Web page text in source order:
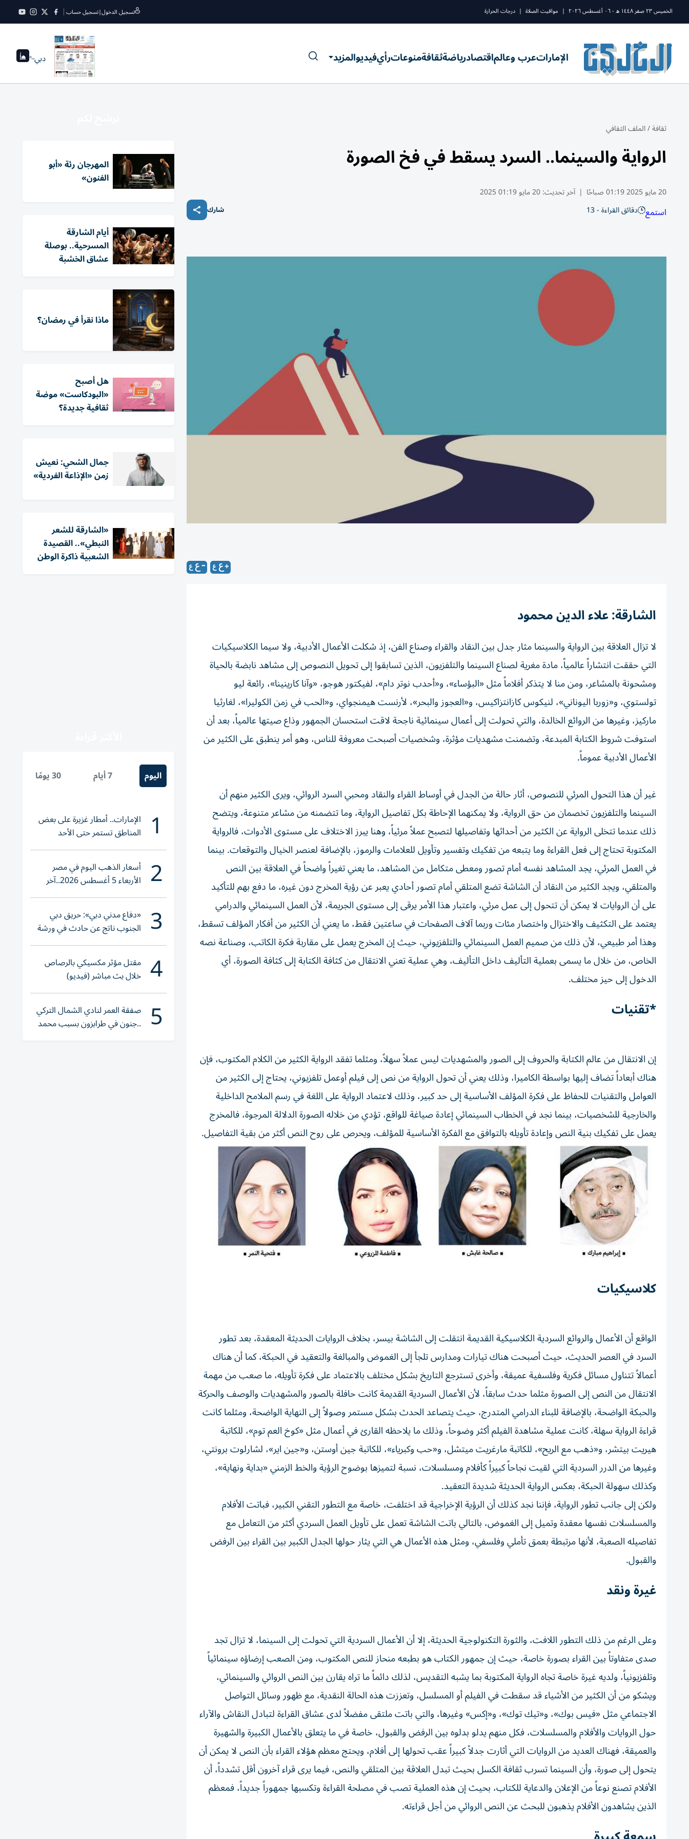
الخميس ٢٣ صفر ١٤٤٨ ه - ٠٦ أغسطس ٢٠٢٦ | مواقيت الصلاة | درجات الحرارة تسجيل الدخول|تسجيل حساب
الإماراتعرب وعالماقتصادرياضةثقافةمنوعاترأيفيديوالمزيد دبي--°
ثقافة/الملف الثقافي
الرواية والسينما.. السرد يسقط في فخ الصورة
20 مايو 2025 01:19 صباحًا | آخر تحديث:20 مايو 01:19 2025
استمع دقائق القراءة - 13 شارك
الشارقة: علاء الدين محمود
لا تزال العلاقة بين الرواية والسينما مثار جدل بين النقاد والقراء وصناع الفن، إذ شكلت الأعمال الأدبية، ولا سيما الكلاسيكيات
التي حققت انتشاراً عالمياً، مادة مغرية لصناع السينما والتلفزيون، الذين تسابقوا إلى تحويل النصوص إلى مشاهد نابضة بالحياة
ومشحونة بالمشاعر، ومن منا لا يتذكر أفلاماً مثل «البؤساء»، و«أحدب نوتر دام»، لفيكتور هوجو، «وآنا كارينينا»، رائعة ليو
تولستوي، و«زوربا اليوناني»، لنيكوس كازانتزاكيس، و«العجوز والبحر»، لأرنست هيمنجواي، و«الحب في زمن الكوليرا»، لغارثيا
ماركيز، وغيرها من الروائع الخالدة، والتي تحولت إلى أعمال سينمائية ناجحة لاقت استحسان الجمهور وذاع صيتها عالمياً، بعد أن
استوفت شروط الكتابة المبدعة، وتضمنت مشهديات مؤثرة، وشخصيات أصبحت معروفة للناس، وهو أمر ينطبق على الكثير من
الأعمال الأدبية عموماً.
غير أن هذا التحول المرئي للنصوص، أثار حالة من الجدل في أوساط القراء والنقاد ومحبي السرد الروائي، ويرى الكثير منهم أن
السينما والتلفزيون تخصمان من حق الرواية، ولا يمكنهما الإحاطة بكل تفاصيل الرواية، وما تتضمنه من مشاعر متنوعة، ويتضح
ذلك عندما تتخلى الرواية عن الكثير من أحداثها وتفاصيلها لتصبح عملاً مرئياً، وهنا يبرز الاختلاف على مستوى الأدوات، فالرواية
المكتوبة تحتاج إلى فعل القراءة وما يتبعه من تفكيك وتفسير وتأويل للعلامات والرموز، بالإضافة لعنصر الخيال والتوقعات. بينما
في العمل المرئي، يجد المشاهد نفسه أمام تصور ومعطى متكامل من المشاهد، ما يعني تغيراً واضحاً في العلاقة بين النص
والمتلقي، ويجد الكثير من النقاد أن الشاشة تضع المتلقي أمام تصور أحادي يعبر عن رؤية المخرج دون غيره، ما دفع بهم للتأكيد
على أن الروايات لا يمكن أن تتحول إلى عمل مرئي، واعتبار هذا الأمر يرقى إلى مستوى الجريمة، لأن العمل السينمائي والدرامي
يعتمد على التكثيف والاختزال واختصار مئات وربما آلاف الصفحات في ساعتين فقط، ما يعني أن الكثير من أفكار المؤلف تسقط،
وهذا أمر طبيعي، لأن ذلك من صميم العمل السينمائي والتلفزيوني، حيث إن المخرج يعمل على مقاربة فكرة الكاتب، وصناعة نصه
الخاص، من خلال ما يسمى بعملية التأليف داخل التأليف، وهي عملية تعني الانتقال من كثافة الكتابة إلى كثافة الصورة، أي
الدخول إلى حيز مختلف.
*تقنيات
إن الانتقال من عالم الكتابة والحروف إلى الصور والمشهديات ليس عملاً سهلاً، ومثلما تفقد الرواية الكثير من الكلام المكتوب، فإن
هناك أبعاداً تضاف إليها بواسطة الكاميرا، وذلك يعني أن تحول الرواية من نص إلى فيلم أوعمل تلفزيوني، يحتاج إلى الكثير من
العوامل والتقنيات للحفاظ على فكرة المؤلف الأساسية إلى حد كبير، وذلك لاعتماد الرواية على اللغة في رسم الملامح الداخلية
والخارجية للشخصيات، بينما نجد في الخطاب السينمائي إعادة صياغة للواقع، تؤدي من خلاله الصورة الدلالة المرجوة، فالمخرج
يعمل على تفكيك بنية النص وإعادة تأويله بالتوافق مع الفكرة الأساسية للمؤلف، ويحرص على روح النص أكثر من بقية التفاصيل.
كلاسيكيات
الواقع أن الأعمال والروائع السردية الكلاسيكية القديمة انتقلت إلى الشاشة بيسر، بخلاف الروايات الحديثة المعقدة، بعد تطور
السرد في العصر الحديث، حيث أصبحت هناك تيارات ومدارس تلجأ إلى الغموض والمبالغة والتعقيد في الحبكة، كما أن هناك
أعمالاً تتناول مسائل فكرية وفلسفية عميقة، وأخرى تسترجع التاريخ بشكل مختلف بالاعتماد على فكرة تأويله، ما صعب من مهمة
الانتقال من النص إلى الصورة مثلما حدث سابقاً، لأن الأعمال السردية القديمة كانت حافلة بالصور والمشهديات والوصف والحركة
والحبكة الواضحة، بالإضافة للبناء الدرامي المتدرج، حيث يتصاعد الحدث بشكل مستمر وصولاً إلى النهاية الواضحة، ومثلما كانت
قراءة الرواية سهلة، كانت عملية مشاهدة الفيلم أكثر وضوحاً، وذلك ما يلاحظه القارئ في أعمال مثل «كوخ العم توم»، للكاتبة
هيريت بيتشر، و«ذهب مع الريح»، للكاتبة مارغريت ميتشل، و«حب وكبرياء»، للكاتبة جين أوستن، و«جين اير»، لشارلوت برونتي،
وغيرها من الدرر السردية التي لقيت نجاحاً كبيراً كأفلام ومسلسلات، نسبة لتميزها بوضوح الرؤية والخط الزمني «بداية ونهاية»،
وكذلك سهولة الحبكة، بعكس الرواية الحديثة شديدة التعقيد.
ولكن إلى جانب تطور الرواية، فإننا نجد كذلك أن الرؤية الإخراجية قد اختلفت، خاصة مع التطور التقني الكبير، فباتت الأفلام
والمسلسلات نفسها معقدة وتميل إلى الغموض، بالتالي باتت الشاشة تعمل على تأويل العمل السردي أكثر من التعامل مع
تفاصيله الصعبة، لأنها مرتبطة بعمق تأملي وفلسفي، ومثل هذه الأعمال هي التي يثار حولها الجدل الكبير بين القراء بين الرفض
والقبول.
غيرة ونقد
وعلى الرغم من ذلك التطور اللافت، والثورة التكنولوجية الحديثة، إلا أن الأعمال السردية التي تحولت إلى السينما، لا تزال تجد
صدى متفاوتاً بين القراء بصورة خاصة، حيث إن جمهور الكتاب هو بطبعه منحاز للنص المكتوب، ومن الصعب إرضاؤه سينمائياً
وتلفزيونياً، ولديه غيرة خاصة تجاه الرواية المكتوبة بما يشبه التقديس، لذلك دائماً ما تراه يقارن بين النص الروائي والسينمائي،
ويشكو من أن الكثير من الأشياء قد سقطت في الفيلم أو المسلسل، وتعززت هذه الحالة النقدية، مع ظهور وسائل التواصل
الاجتماعي مثل «فيس بوك»، و«تيك توك»، و«إكس» وغيرها، والتي باتت ملتقى مفضلاً لدى عشاق القراءة لتبادل النقاش والآراء
حول الروايات والأفلام والمسلسلات، فكل منهم يدلو بدلوه بين الرفض والقبول، خاصة في ما يتعلق بالأعمال الكبيرة والشهيرة
والعميقة، فهناك العديد من الروايات التي أثارت جدلاً كبيراً عقب تحولها إلى أفلام، ويحتج معظم هؤلاء القراء بأن النص لا يمكن أن
يتحول إلى صورة، وأن السينما تسرب ثقافة الكسل بحيث تبدل العلاقة بين المتلقي والنص، فيما يرى قراء آخرون أقل تشدداً، أن
الأفلام تصنع نوعاً من الإعلان والدعاية للكتاب، بحيث إن هذه العملية تصب في مصلحة القراءة وتكسبها جمهوراً جديداً، فمعظم
الذين يشاهدون الأفلام يذهبون للبحث عن النص الروائي من أجل قراءته.
المهرجان رئة «أبو
الفنون»
أيام الشارقة
المسرحية.. بوصلة
عشاق الخشبة
ماذا نقرأ في رمضان؟
هل أصبح
«البودكاست» موضة
ثقافية جديدة؟
جمال الشحي: نعيش
زمن «الإذاعة الفردية»
«الشارقة للشعر
النبطي».. القصيدة
الشعبية ذاكرة الوطن
اليوم 7 أيام 30 يومًا
1 الإمارات.. أمطار غزيرة على بعض
المناطق تستمر حتى الأحد
2 أسعار الذهب اليوم في مصر
الأربعاء 5 أغسطس 2026..آخر
تحديث لعيار 21
3 «دفاع مدني دبي»: حريق دبي
الجنوب ناتج عن حادث في ورشة
ولا إصابات
4 مقتل مؤثر مكسيكي بالرصاص
خلال بث مباشر (فيديو)
5 صفقة العمر لنادي الشمال التركي
..جنون في طرابزون بسبب محمد